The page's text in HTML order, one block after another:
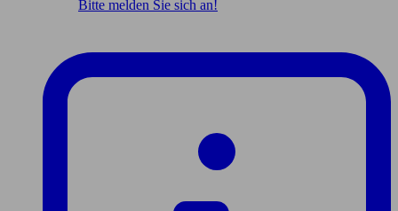
Bitte melden Sie sich an!